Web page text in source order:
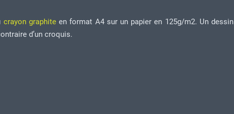
crayon graphiteen format A4 sur un papier en 125g/m2. Un dessin
d’un croquis.